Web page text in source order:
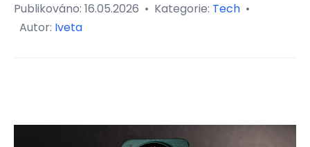
Publikováno: 16.05.2026 • Kategorie: Tech •
Autor: Iveta